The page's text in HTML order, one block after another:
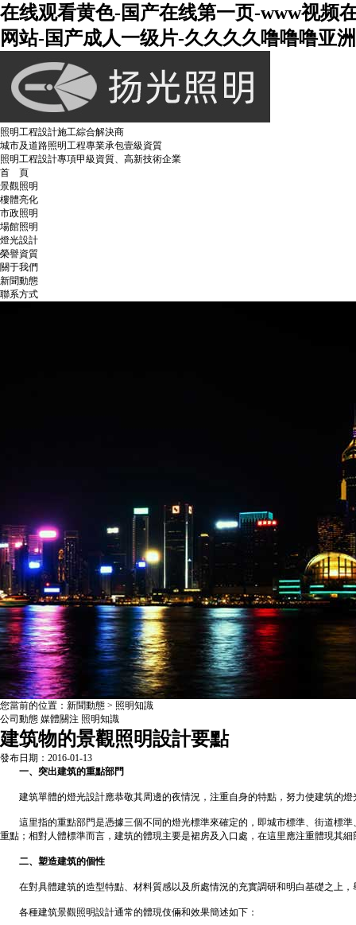
在线观看黄色-国产在线第一页-www视频
网站-国产成人一级片-久久久久噜噜噜亚
照明工程設計施工綜合解決商
城市及道路照明工程專業承包壹級資質
照明工程設計專項甲級資質、高新技術企業
首 頁
景觀照明
樓體亮化
市政照明
場館照明
燈光設計
榮譽資質
關于我們
新聞動態
聯系方式
您當前的位置：新聞動態 > 照明知識
公司動態 媒體關注 照明知識
建筑物的景觀照明設計要點
發布日期：2016-01-13
一、突出建筑的重點部門
建筑單體的燈光設計應恭敬其周邊的夜情況，注重自身的特點，努力使建筑的
這里指的重點部門是憑據三個不同的燈光標準來確定的，即城市標準、街道標準
重點；相對人體標準而言，建筑的體現主要是裙房及入口處，在這里應注重體現其
二、塑造建筑的個性
在對具體建筑的造型特點、材料質感以及所處情況的充實調研和明白基礎之上，
各種建筑景觀照明設計通常的體現伎倆和效果簡述如下：